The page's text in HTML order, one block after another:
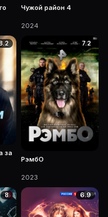
Чужой район 4
2024
за
7.2
РэмбО
2023
8 6.9